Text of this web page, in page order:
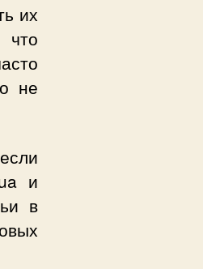
их
не
и
в